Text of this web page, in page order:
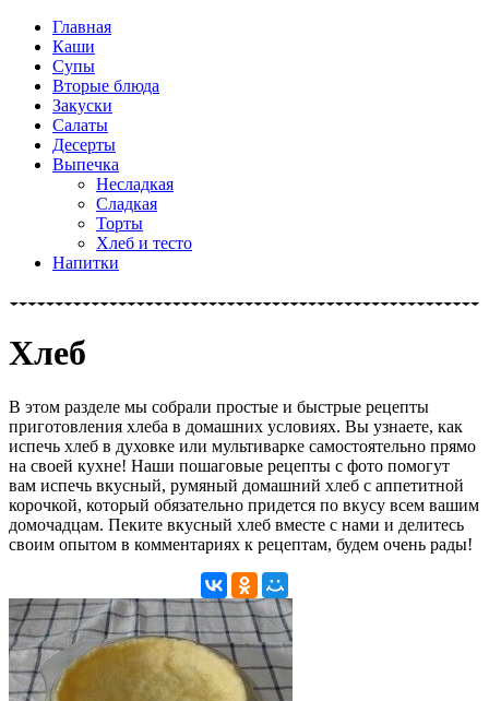
Главная
Каши
Супы
Вторые блюда
Закуски
Салаты
Десерты
Выпечка
Несладкая
Сладкая
Торты
Хлеб и тесто
Напитки
Хлеб
В этом разделе мы собрали простые и быстрые рецепты
приготовления хлеба в домашних условиях. Вы узнаете, как
испечь хлеб в духовке или мультиварке самостоятельно прямо
на своей кухне! Наши пошаговые рецепты с фото помогут
вам испечь вкусный, румяный домашний хлеб с аппетитной
корочкой, который обязательно придется по вкусу всем вашим
домочадцам. Пеките вкусный хлеб вместе с нами и делитесь
своим опытом в комментариях к рецептам, будем очень рады!